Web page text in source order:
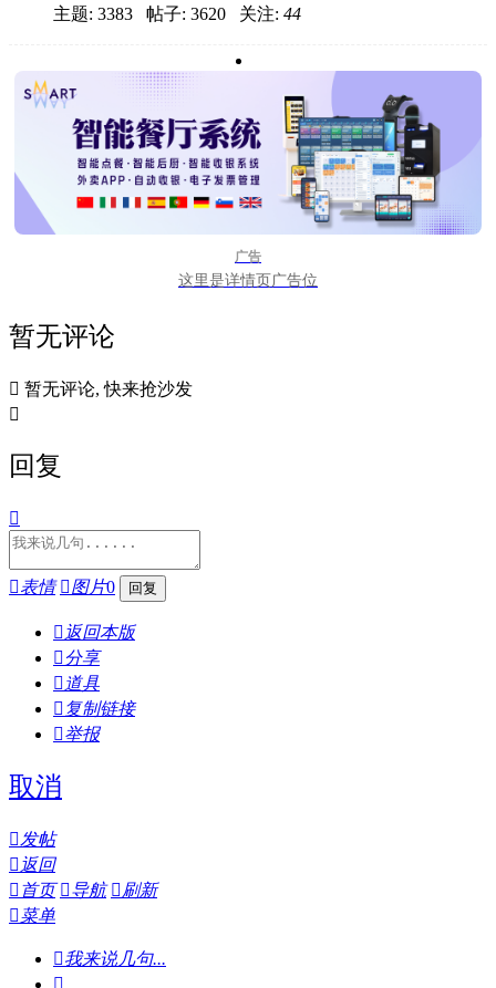
主题: 3383 帖子: 3620 关注: 44
广告
这里是详情页广告位
暂无评论
 暂无评论, 快来抢沙发

回复

表情 图片0
 返回本版
分享
 道具
 复制链接
举报
取消
发帖
 返回
 首页 导航 刷新
菜单
我来说几句...
